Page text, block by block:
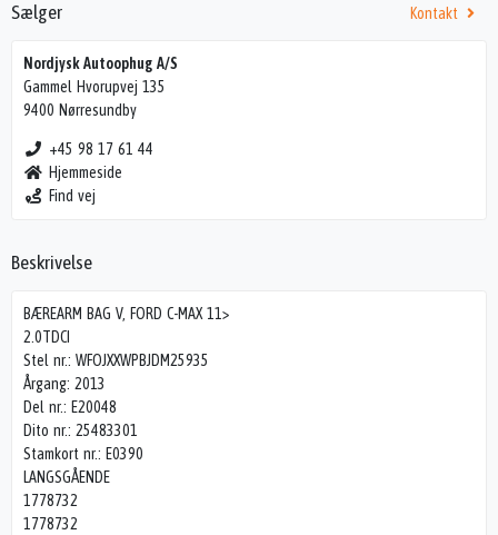
Sælger Kontakt
Nordjysk Autoophug A/S
Gammel Hvorupvej 135
9400 Nørresundby
+45 98 17 61 44
Hjemmeside
Find vej
Beskrivelse
BÆREARM BAG V, FORD C-MAX 11>
2.0TDCI
Stel nr.: WFOJXXWPBJDM25935
Årgang: 2013
Del nr.: E20048
Dito nr.: 25483301
Stamkort nr.: E0390
LANGSGÅENDE
1778732
1778732